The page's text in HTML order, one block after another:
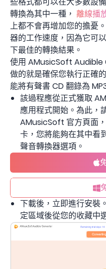
轉換為其中一種， 離線播
上都不會再增加您的擔憂
器的工作速度，因為它可
下最佳的轉換結果。
使用 AMusicSoft
做的就是確保您執行正確
能將有聲書 CD 翻錄為
該過程應從正式獲取
應用程式開始。為此，
AMusicSoft 官方頁面
卡，您將能夠在其中看
聲音轉換器選項。
下載後，立即進行安裝
定區域後從您的收藏中